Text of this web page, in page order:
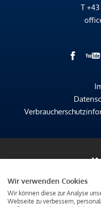
T
Wir verwenden Cookies
Wir können diese zur Analyse
Webseite zu verbessern,